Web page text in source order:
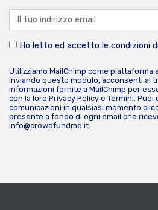
Ho letto ed accetto le condizioni di
Utilizziamo MailChimp come piattaforma
Inviando questo modulo, acconsenti al
informazioni fornite a MailChimp per
con la loro Privacy Policy e Termini. Puoi
comunicazioni in qualsiasi momento
presente a fondo di ogni email che
info@crowdfundme.it.